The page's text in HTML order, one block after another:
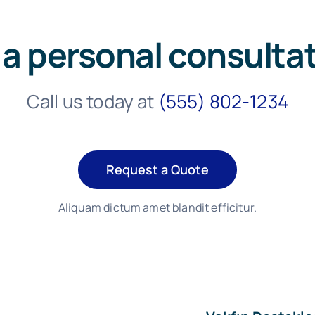
personal
Call us today at (555) 802-1234
Request a Quote
Aliquam dictum amet blandit efficitur.